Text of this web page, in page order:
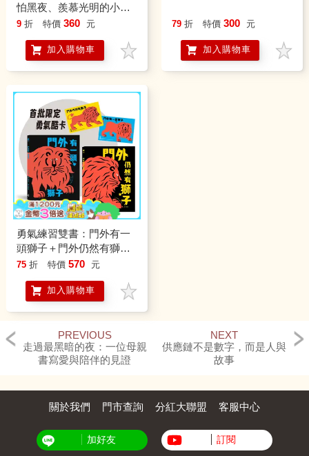
怕黑夜、羨慕光明的小黑
暗，可以接納自己、面對
景 X 定格動畫攝影 X 微型
藝術繪本)
9 折 特價 360 元
加入購物車
79 折 特價 300 元
加入購物車
勇氣練習雙書：門外有一
頭獅子＋門外仍然有獅子
【限定勇氣酷卡版】
75 折 特價 570 元
加入購物車
PREVIOUS
走過最黑暗的夜：一位母親
書寫愛與陪伴的見證
NEXT
供應鏈不是數字，而是人與
故事
關於我們 門市查詢 分紅大聯盟 客服中心
加好友 訂閱